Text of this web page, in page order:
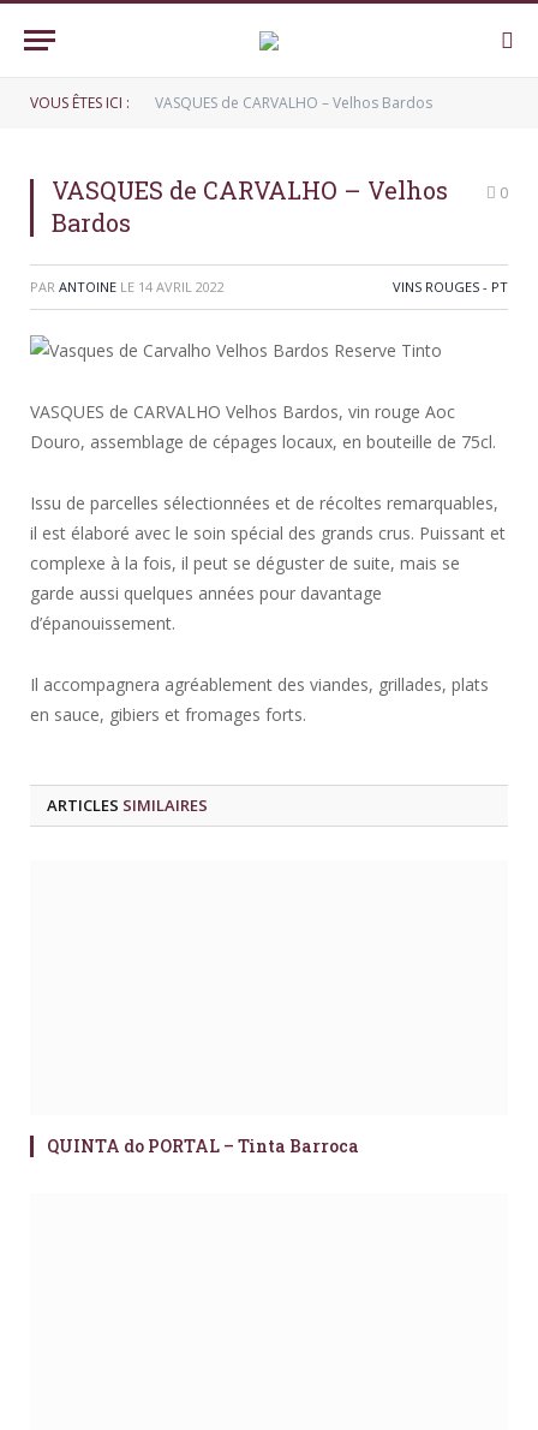
VOUS ÊTES ICI : VASQUES de CARVALHO – Velhos Bardos
VASQUES de CARVALHO – Velhos
Bardos
0
PAR ANTOINE LE 14 AVRIL 2022 VINS ROUGES - PT
VASQUES de CARVALHO Velhos Bardos, vin rouge Aoc
Douro, assemblage de cépages locaux, en bouteille de 75cl.
Issu de parcelles sélectionnées et de récoltes remarquables,
il est élaboré avec le soin spécial des grands crus. Puissant et
complexe à la fois, il peut se déguster de suite, mais se
garde aussi quelques années pour davantage
d’épanouissement.
Il accompagnera agréablement des viandes, grillades, plats
en sauce, gibiers et fromages forts.
ARTICLES SIMILAIRES
QUINTA do PORTAL – Tinta Barroca